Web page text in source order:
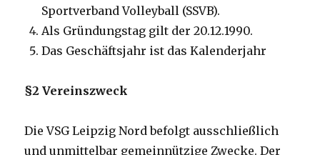
Sportverband Volleyball (SSVB).
Als Gründungstag gilt der 20.12.1990.
Das Geschäftsjahr ist das Kalenderjahr
§2 Vereinszweck
Die VSG Leipzig Nord befolgt ausschließlich
und unmittelbar gemeinnützige Zwecke. Der